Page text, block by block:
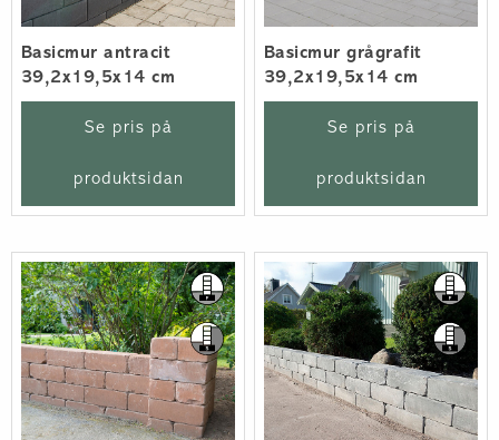
Basicmur antracit
39,2x19,5x14 cm
Se pris på
produktsidan
Basicmur grågrafit
39,2x19,5x14 cm
Se pris på
produktsidan